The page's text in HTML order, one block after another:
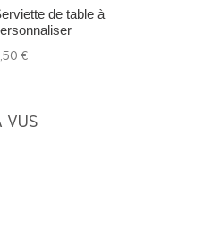
de table à
€
VUS